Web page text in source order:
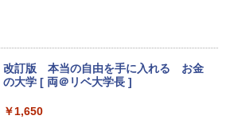
【週末限定999円OFF！】 中古パソコン
中古 ノートパソコン Office付き 第10世
代 薄型 国内メーカー 持ち運び Window
s11 Pro NEC LaVie GN164H8LN Core i
￥50,800
【クーポン使用で53,960円 8/2〜10迄】
￥11,999
モニター 21.5インチ/23.8インチ/27イン
チ フルhd 高画質 100Hz VA ノングレア
改訂版 本当の自由を手に入れる お金
の大学 [ 両＠リベ大学長 ]
￥1,650